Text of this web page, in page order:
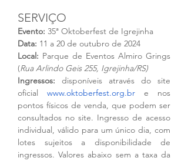
SERVIÇO
Evento: 35ª Oktoberfest de Igrejinha
Data: 11 a 20 de outubro de 2024
Local: Parque de Eventos Almiro Grings
(Rua Arlindo Geis 255, Igrejinha/RS)
Ingressos: disponíveis através do site
oficial www.oktoberfest.org.br
e nos
pontos físicos de venda, que podem ser
consultados no site. Ingresso de acesso
individual, válido para um único dia, com
lotes sujeitos a disponibilidade de
ingressos. Valores abaixo sem a taxa da